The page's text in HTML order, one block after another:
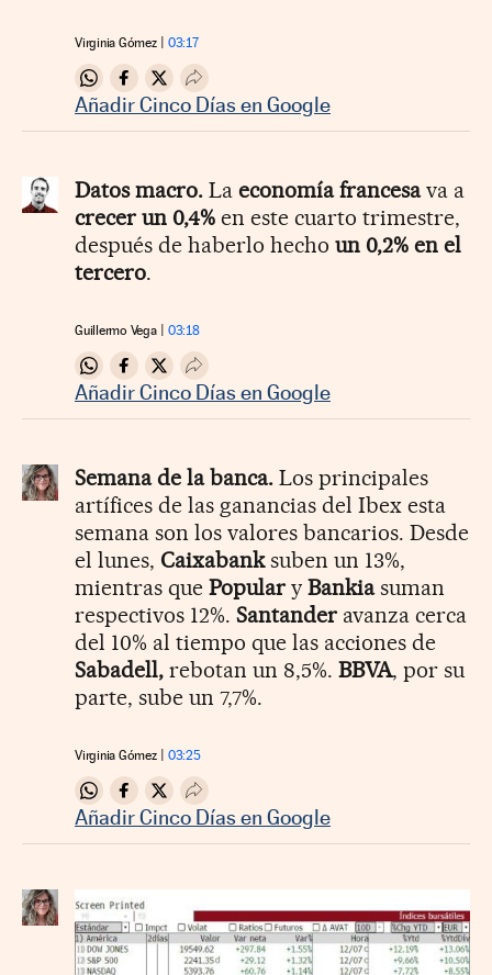
Virginia Gómez 03:17
Compartir en Whatsapp
Compartir en Facebook
Compartir en Twitter
Desplegar Redes Sociales
Añadir Cinco Días en Google
Datos macro. La economía francesava a
crecer un 0,4% en este cuarto trimestre,
después de haberlo hecho un 0,2% en el
tercero.
Guillermo Vega 03:18
Compartir en Whatsapp
Compartir en Facebook
Compartir en Twitter
Desplegar Redes Sociales
Añadir Cinco Días en Google
Semana de la banca. Los principales
artífices de las ganancias del Ibex esta
semana son los valores bancarios. Desde
el lunes, Caixabanksuben un 13%,
mientras que Populary Bankiasuman
respectivos 12%. Santanderavanza cerca
del 10% al tiempo que las acciones de
Sabadell, rebotan un 8,5%. BBVA, por su
parte, sube un 7,7%.
Virginia Gómez 03:25
Compartir en Whatsapp
Compartir en Facebook
Compartir en Twitter
Desplegar Redes Sociales
Añadir Cinco Días en Google